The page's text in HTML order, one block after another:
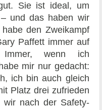
Sie ist ideal, um
und das haben wir
den Zweikampf
Paffett immer auf
wenn ich
mir nur gedacht:
ich bin auch gleich
Platz drei zufrieden
nach der Safety-